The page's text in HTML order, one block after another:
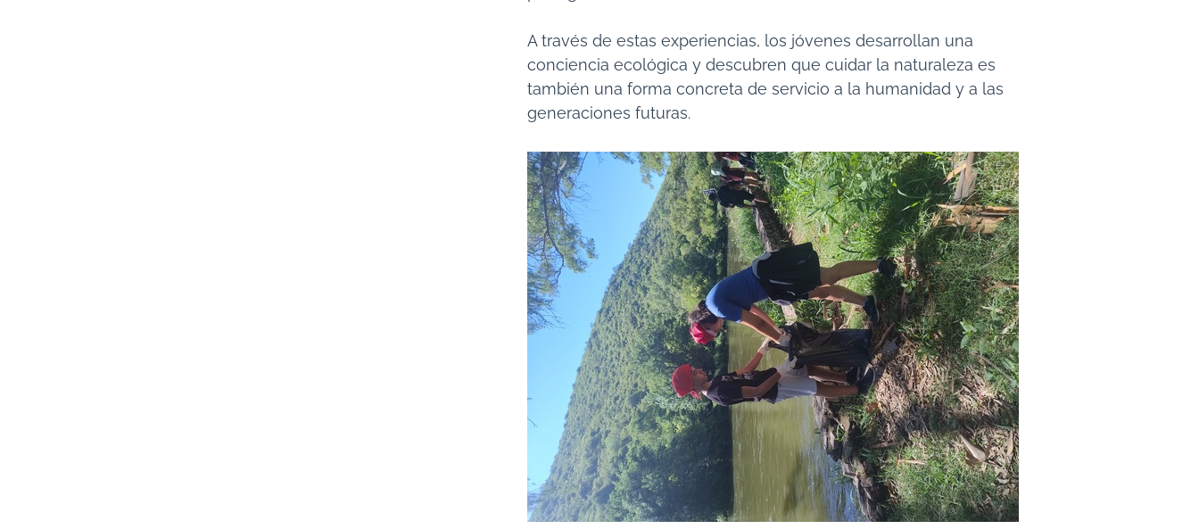
A través de estas experiencias, los jóvenes desarrollan una
conciencia ecológica y descubren que cuidar la naturaleza es
también una forma concreta de servicio a la humanidad y a las
generaciones futuras.